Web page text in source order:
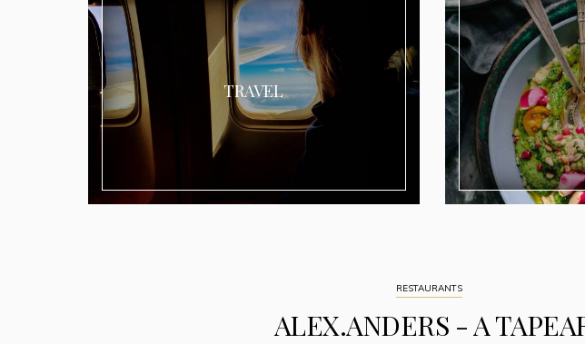
TRAVEL
RESTAURANTS
ALEX.ANDERS - A